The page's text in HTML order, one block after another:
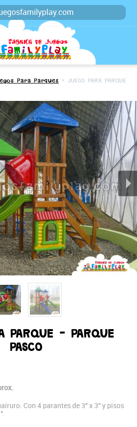
Para Parques > JUEGO PARA PARQUE
PARQUE - PARQUE
PASCO
Con 4 parantes de 3" x 3" y pisos